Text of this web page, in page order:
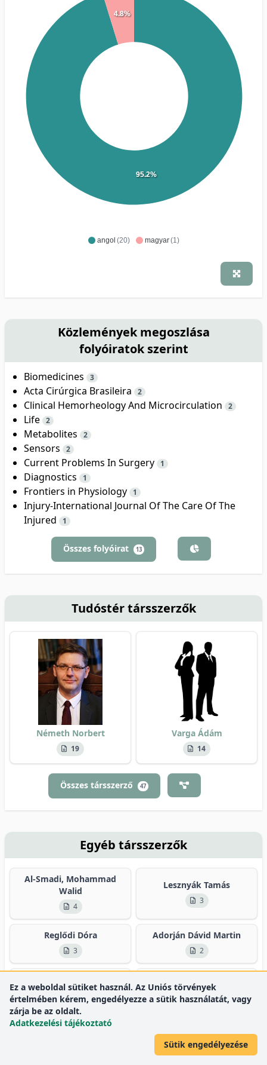
angol (20) magyar(1)
95.2%
4.8%
Közlemények megoszlása
folyóiratok szerint
Biomedicines 3
Acta Cirúrgica Brasileira 2
Clinical Hemorheology And Microcirculation 2
Life 2
Metabolites 2
Sensors 2
Current Problems In Surgery 1
Diagnostics 1
Frontiers in Physiology 1
Injury-International Journal Of The Care Of The
Injured
1
Összes folyóirat 13
Tudóstér társszerzők
Németh Norbert
19
Varga Ádám
14
Összes társszerző 47
Egyéb társszerzők
Al-Smadi, Mohammad
Walid
4
Lesznyák Tamás
3
Reglődi Dóra
3
Adorján Dávid Martin
2
Al-Khafaji, Murtadha Qais
2
Muhsin
Összes társszerző 43
Ez a weboldal sütiket használ. Az Uniós törvények
értelmében kérem, engedélyezze a sütik használatát, vagy
zárja be az oldalt.
Adatkezelési tájékoztató
Sütik engedélyezése